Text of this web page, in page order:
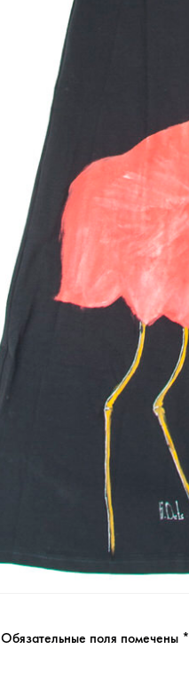
Обязательные поля помечены *